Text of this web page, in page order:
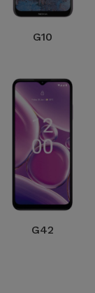
G10
G42